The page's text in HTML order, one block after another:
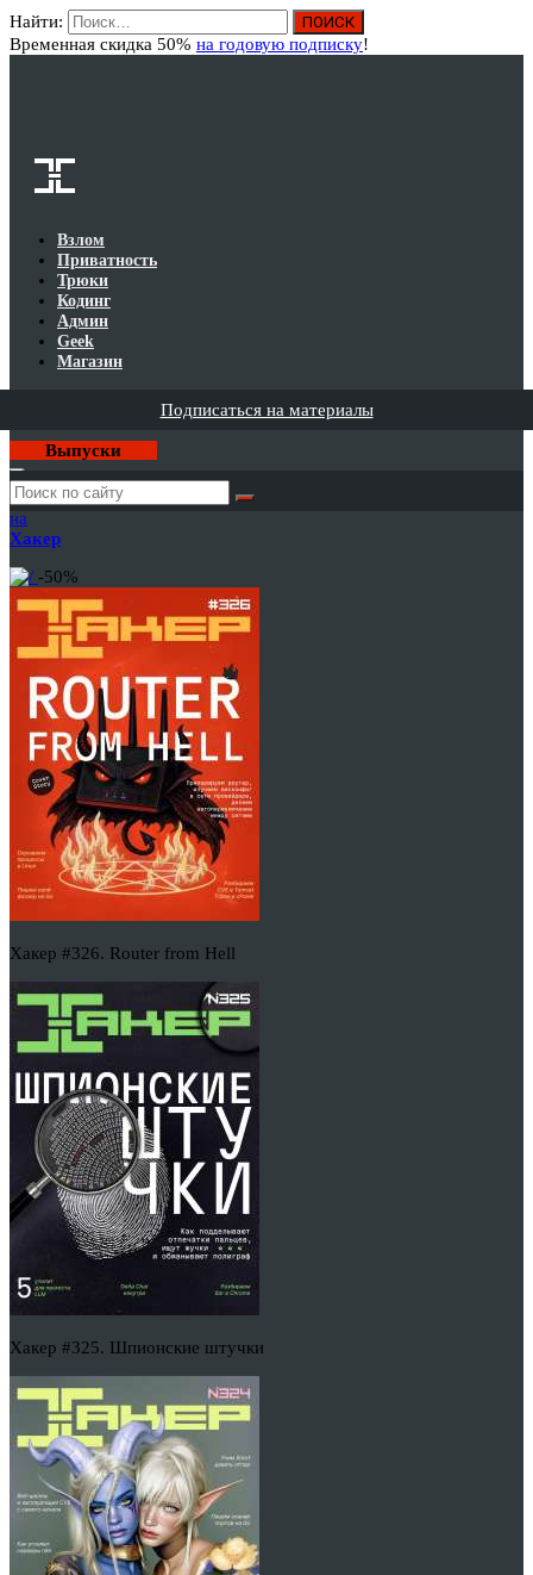
Найти:
Временная скидка 50% на годовую подписку!
Взлом
Приватность
Трюки
Кодинг
Админ
Geek
Магазин
Подписаться на материалы
Выпуски
Годовая
подписка
на
Хакер
-50%
Хакер #326. Router from Hell
Хакер #325. Шпионские штучки